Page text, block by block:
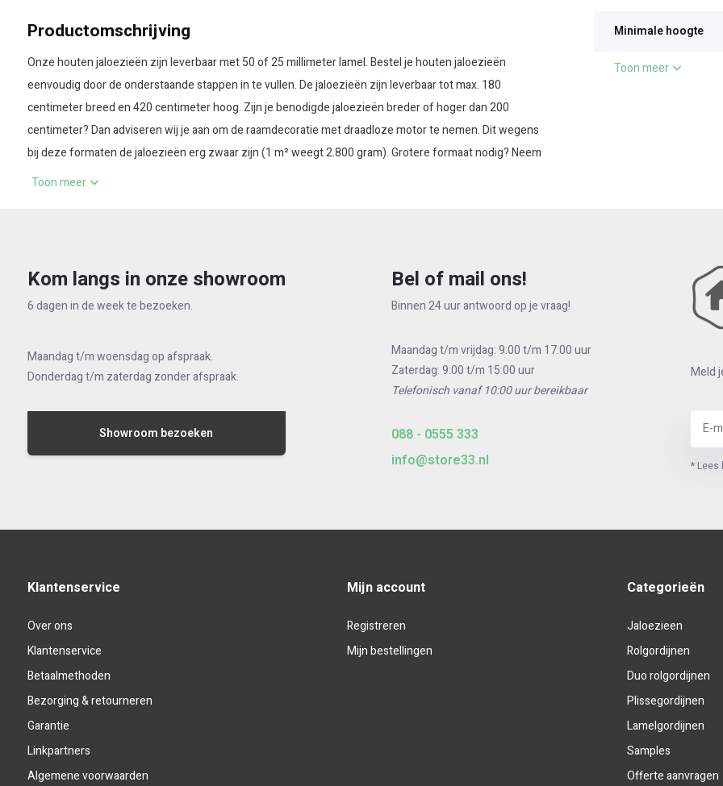
Duurdere aankoop ten opzichte van overige raamdecoratie
Productomschrijving
Onze houten jaloezieën zijn leverbaar met 50 of 25 millimeter lamel. Bestel je houten jaloezieën
eenvoudig door de onderstaande stappen in te vullen. De jaloezieën zijn leverbaar tot max. 180
centimeter breed en 420 centimeter hoog. Zijn je benodigde jaloezieën breder of hoger dan 200
centimeter? Dan adviseren wij je aan om de raamdecoratie met draadloze motor te nemen. Dit wegens
bij deze formaten de jaloezieën erg zwaar zijn (1 m² weegt 2.800 gram). Grotere formaat nodig? Neem
dan gerust contact op met ons voor de eventuele mogelijkheden.
de zijkanten van het lamel, de onderlat in een naderende kleur gespoten. Omdat al onze jaloezieën
direct op maat vanuit de fabrikant worden verstuurd is de levertijd na bestelling slechts rondom 10
over de kleur? Bestel dan eenvoudig een aantal proefstukken en ontvang deze kosteloos binnen 3-5
werkdagen in huis. Standaard worden onze jaloezieën geleverd met de bijpassende universele
Toon meer
Minimale hoogte
Toon meer
Kom langs in onze showroom
6 dagen in de week te bezoeken.
Maandag t/m woensdag op afspraak.
Donderdag t/m zaterdag zonder afspraak.
Showroom bezoeken
Bel of mail ons!
Binnen 24 uur antwoord op je vraag!
Maandag t/m vrijdag: 9:00 t/m 17:00 uur
Zaterdag: 9:00 t/m 15:00 uur
Telefonisch vanaf 10:00 uur bereikbaar
088 - 0555 333
info@store33.nl
Meld
* Lees
Klantenservice
Over ons
Klantenservice
Betaalmethoden
Bezorging & retourneren
Garantie
Linkpartners
Algemene voorwaarden
Mijn account
Registreren
Mijn bestellingen
Categorieën
Jaloezieen
Rolgordijnen
Duo rolgordijnen
Plissegordijnen
Lamelgordijnen
Samples
Offerte aanvragen